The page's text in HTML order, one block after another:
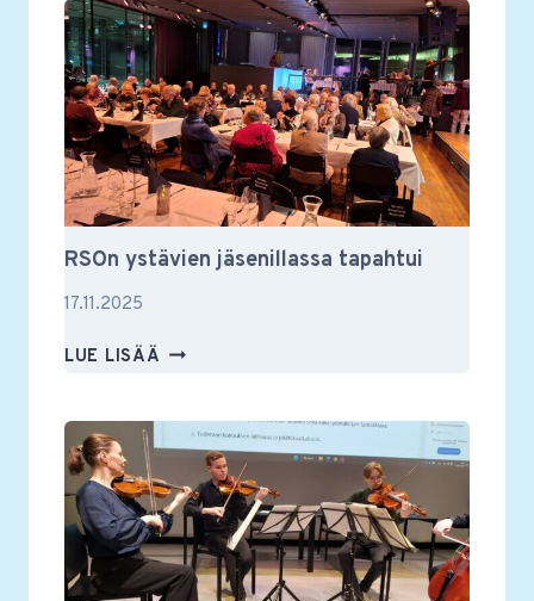
MUSIIKISTA
MUUSTAKIN
RSOn ystävien jäsenillassa tapahtui
17.11.2025
LUE LISÄÄ RSON
TAPAHTUI